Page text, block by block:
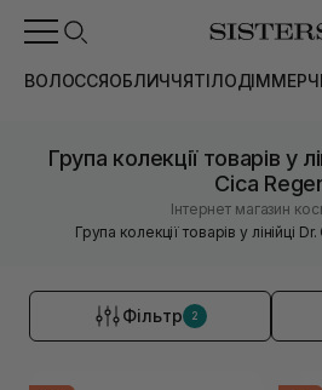
ВОЛОССЯОБЛИЧЧЯТІЛОДІММЕРЧ
Група колекції товарів у
Cica
Інтернет магазин
Група колекції товарів у лінійці
Фільтр 2